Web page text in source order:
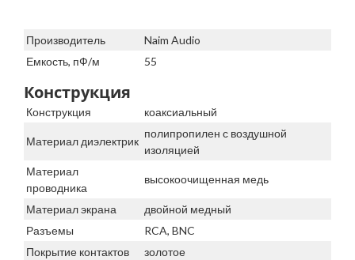
Производитель
Naim Audio
Емкость, пФ/м
55
Конструкция
Конструкция коаксиальный
Материал диэлектрик
полипропилен с воздушной
изоляцией
Материал
проводника
высокоочищенная медь
Материал экрана
двойной медный
Разъемы
RCA, BNC
Покрытие контактов
золотое